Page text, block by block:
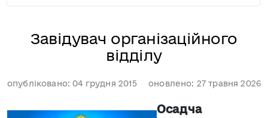
Завідувач організаційного
відділу
опубліковано: 04 грудня 2015 оновлено: 27 травня 2026
Осадча